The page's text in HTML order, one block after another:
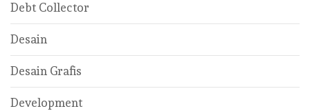
Debt Collector
Desain
Desain Grafis
Development